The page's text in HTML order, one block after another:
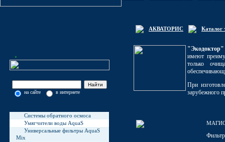
на сайте в интернете
Системы обратного осмоса
Умягчители воды AquaS
Универсальные фильтры AquaS
Mix
АКВАТОРИС Каталог
"Экодоктор"
имеют
только
При
зарубежного